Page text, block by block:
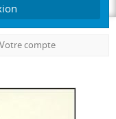
Votre compte